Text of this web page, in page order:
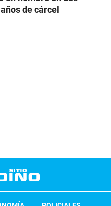
de cárcel